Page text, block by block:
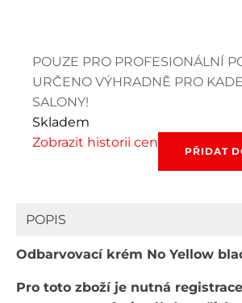
POUZE PRO PROFESIONÁLNÍ
URČENO VÝHRADNĚ PRO
SALONY!
Skladem
Zobrazit historii cen Odbarvovací
g
PŘIDAT
POPIS
Odbarvovací krém No Yellow
Pro toto zboží je nutná